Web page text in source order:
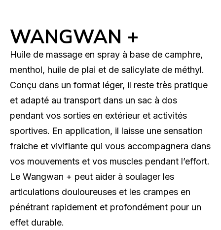
WANGWAN +
Huile de massage en spray à base de camphre,
menthol, huile de plai et de salicylate de méthyl.
Conçu dans un format léger, il reste très pratique
et adapté au transport dans un sac à dos
pendant vos sorties en extérieur et activités
sportives. En application, il laisse une sensation
fraiche et vivifiante qui vous accompagnera dans
vos mouvements et vos muscles pendant l’effort.
Le Wangwan + peut aider à soulager les
articulations douloureuses et les crampes en
pénétrant rapidement et profondément pour un
effet durable.